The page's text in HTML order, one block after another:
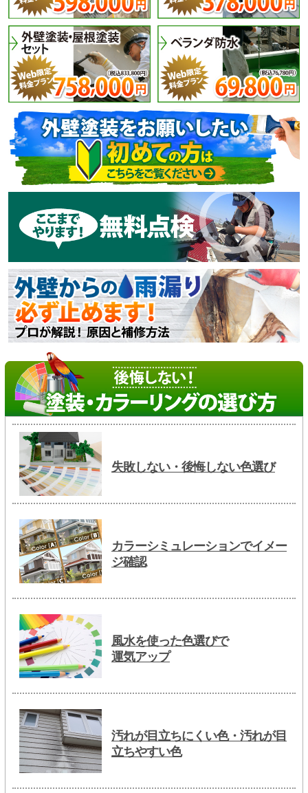
失敗しない・後悔しない色選び
カラーシミュレーションでイメー
ジ確認
風水を使った色選びで
運気アップ
汚れが目立ちにくい色・汚れが目
立ちやすい色